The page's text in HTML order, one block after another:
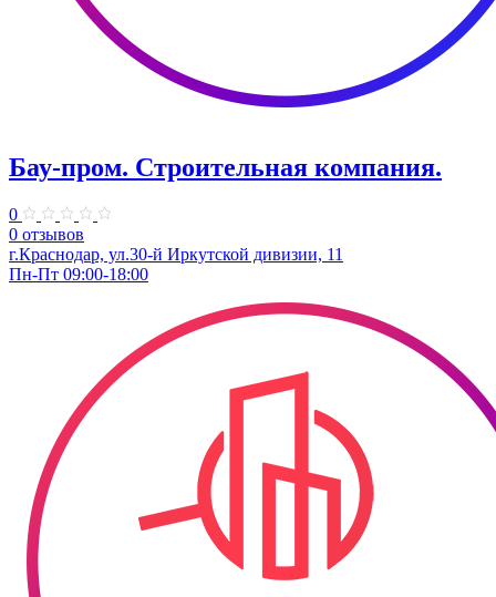
Бау-пром. Строительная компания.
0
0 отзывов
г.Краснодар, ул.30-й Иркутской дивизии, 11
Пн-Пт 09:00-18:00